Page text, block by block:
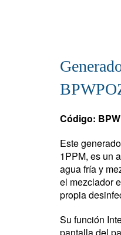
Código:
Este
1PPM, es un
agua fría y
el mezclador
propia
Su función